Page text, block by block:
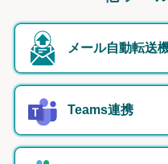
メール自動転送
Teams連携